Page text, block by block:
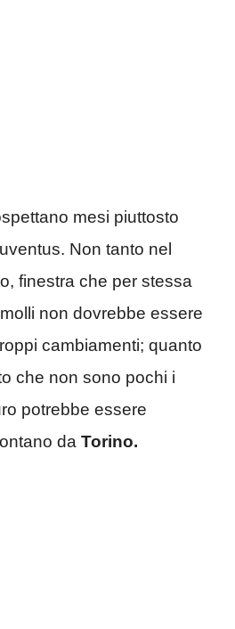
mesi piuttosto
Non tanto nel
finestra che per stessa
non dovrebbe essere
cambiamenti; quanto
che non sono pochi i
potrebbe essere
da Torino.